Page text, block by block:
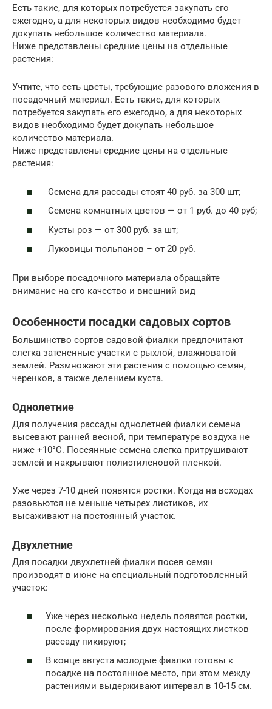
Есть такие, для которых потребуется закупать его
ежегодно, а для некоторых видов необходимо будет
докупать небольшое количество материала.
Ниже представлены средние цены на отдельные
растения:
Учтите, что есть цветы, требующие разового вложения в
посадочный материал. Есть такие, для которых
потребуется закупать его ежегодно, а для некоторых
видов необходимо будет докупать небольшое
количество материала.
Ниже представлены средние цены на отдельные
растения:
Семена для рассады стоят 40 руб. за 300 шт;
Семена комнатных цветов — от 1 руб. до 40 руб;
Кусты роз — от 300 руб. за шт;
Луковицы тюльпанов – от 20 руб.
При выборе посадочного материала обращайте
внимание на его качество и внешний вид
Особенности посадки садовых сортов
Большинство сортов садовой фиалки предпочитают
слегка затененные участки с рыхлой, влажноватой
землей. Размножают эти растения с помощью семян,
черенков, а также делением куста.
Однолетние
Для получения рассады однолетней фиалки семена
высевают ранней весной, при температуре воздуха не
ниже +10°С. Посеянные семена слегка притрушивают
землей и накрывают полиэтиленовой пленкой.
Уже через 7-10 дней появятся ростки. Когда на всходах
разовьются не меньше четырех листиков, их
высаживают на постоянный участок.
Двухлетние
Для посадки двухлетней фиалки посев семян
производят в июне на специальный подготовленный
участок:
Уже через несколько недель появятся ростки,
после формирования двух настоящих листков
рассаду пикируют;
В конце августа молодые фиалки готовы к
посадке на постоянное место, при этом между
растениями выдерживают интервал в 10-15 см.